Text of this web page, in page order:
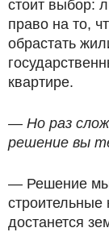
стоит выбор:
право на то,
обрастать
квартире.
— Но раз
решение вы
— Решение мы
строительные
достанется